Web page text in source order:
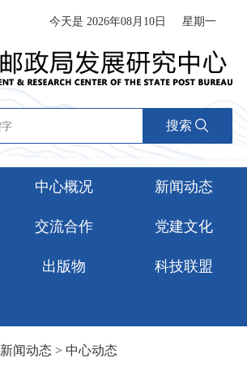
今天是 2026年08月10日 星期一
搜索
中心概况 新闻动态
交流合作 党建文化
出版物 科技联盟
新闻动态 > 中心动态